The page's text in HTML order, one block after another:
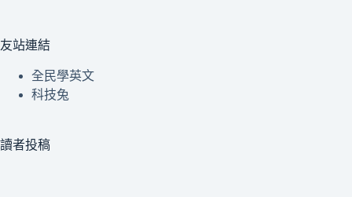
友站連結
全民學英文
科技兔
讀者投稿